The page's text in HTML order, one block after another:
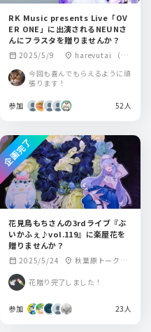
RK Music presents Live「OV
ER ONE」に出演されるNEUNさ
んにフラスタを贈りませんか？
calendar_month 2025/5/9 location_on harevutai （〒
豊島区東池袋１丁
今回も喜んでもらえるように頑
張ります！
参加 52人
花見鳥もちさんの3rdライブ『ぶ
いかふぇ♪vol.119』に楽屋花を
贈りませんか？
calendar_month 2025/5/24 location_on 秋葉原トークラ
tch
花贈り完了しました！
参加 23人
企画完了